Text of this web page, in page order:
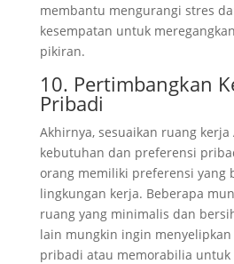
membantu mengurangi stres
kesempatan untuk
pikiran.
10. Pertimbangkan
Pribadi
Akhirnya, sesuaikan ruang kerja
kebutuhan dan preferensi
orang memiliki preferensi yang
lingkungan kerja. Beberapa
ruang yang minimalis dan
lain mungkin ingin
pribadi atau memorabilia